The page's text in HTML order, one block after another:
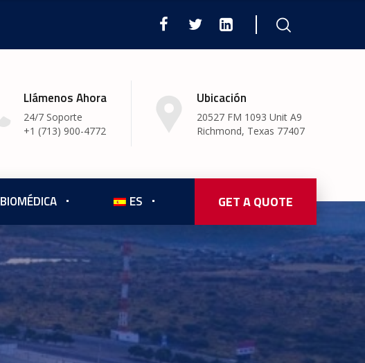
Llámenos Ahora
24/7 Soporte
+1 (713) 900-4772
Ubicación
20527 FM 1093 Unit A9
Richmond, Texas 77407
BIOMÉDICA ES GET A QUOTE